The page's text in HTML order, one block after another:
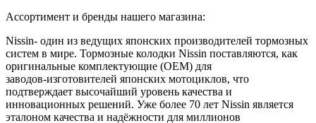
Ассортимент и бренды нашего магазина:
Nissin- один из ведущих японских производителей тормозных
систем в мире. Тормозные колодки Nissin поставляются, как
оригинальные комплектующие (OEM) для
заводов‑изготовителей японских мотоциклов, что
подтверждает высочайший уровень качества и
инновационных решений. Уже более 70 лет Nissin является
эталоном качества и надёжности для миллионов